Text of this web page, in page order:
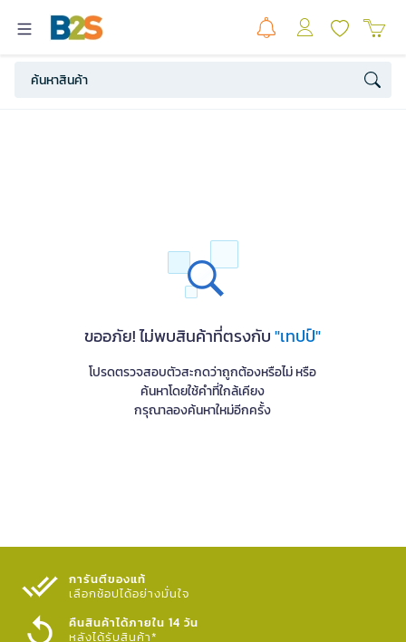
ขออภัย! ไม่พบสินค้าที่ตรงกับ"เทปป์"
โปรดตรวจสอบตัวสะกดว่าถูกต้องหรือไม่ หรือ
ค้นหาโดยใช้คำที่ใกล้เคียง
กรุณาลองค้นหาใหม่อีกครั้ง
การันตีของแท้
เลือกช้อปได้อย่างมั่นใจ​
คืนสินค้าได้ภายใน 14 วัน
หลังได้รับสินค้า*